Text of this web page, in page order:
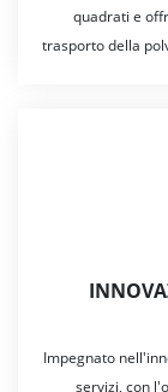
quadrati e
trasporto della
Impegnato
servizi, con